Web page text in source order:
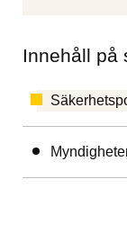
Innehåll på